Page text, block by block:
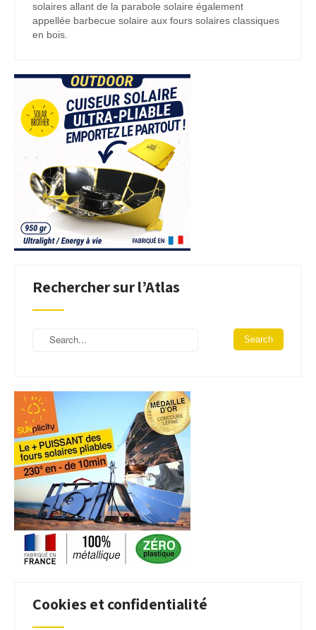
solaires allant de la parabole solaire également
appellée barbecue solaire aux fours solaires classiques
en bois.
Rechercher sur l’Atlas
Cookies et confidentialité